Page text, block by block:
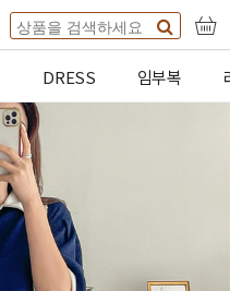
DRESS 임부복